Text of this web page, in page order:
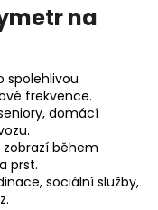
na
spolehlivou
frekvence.
domácí
zobrazí během
prst.
sociální služby,